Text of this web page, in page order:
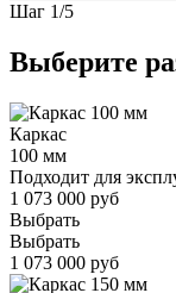
Шаг 1/5
Выберите
Каркас
100 мм
Подходит для
1 073 000 руб
Выбрать
Выбрать
1 073 000 руб